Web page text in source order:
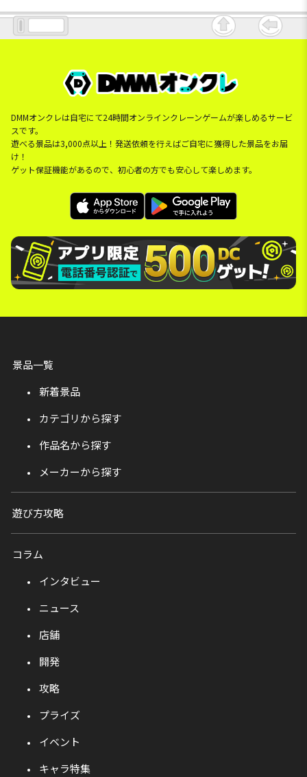
DMMオンクレは自宅にて24時間オンラインクレーンゲームが楽しめるサービ
スです。
遊べる景品は3,000点以上！発送依頼を行えばご自宅に獲得した景品をお届
け！
ゲット保証機能があるので、初心者の方でも安心して楽しめます。
景品一覧
新着景品
カテゴリから探す
作品名から探す
メーカーから探す
遊び方攻略
コラム
インタビュー
ニュース
店舗
開発
攻略
プライズ
イベント
キャラ特集